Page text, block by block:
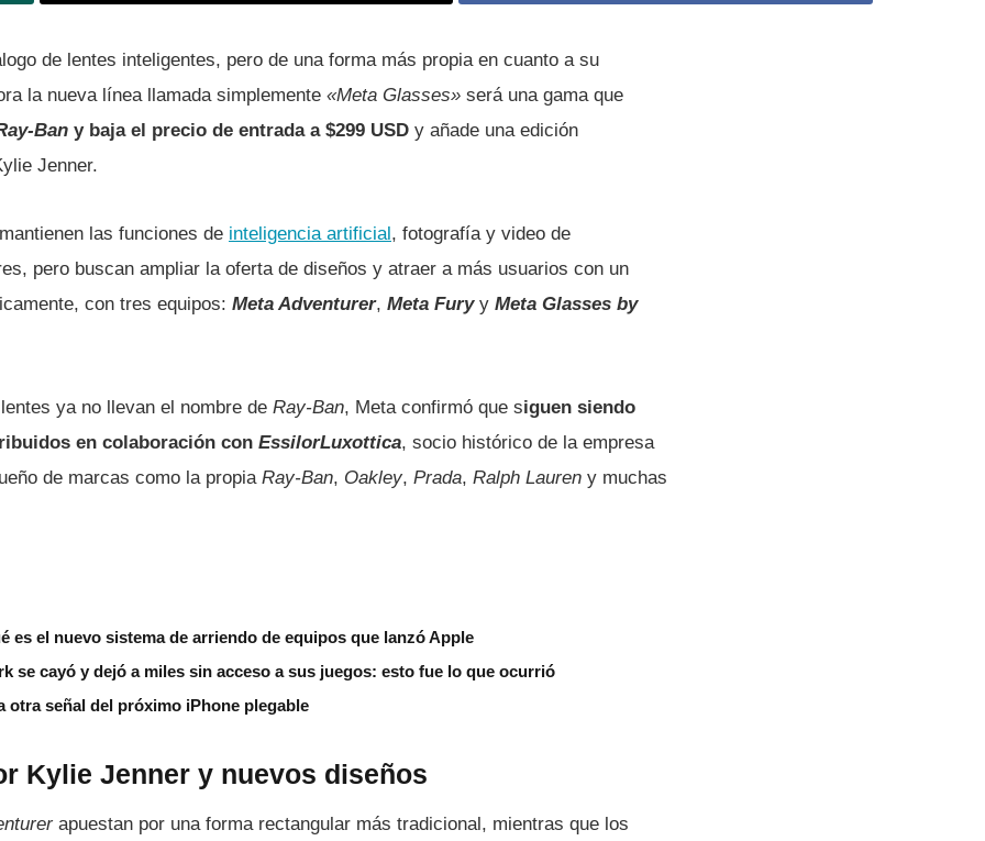
de lentes inteligentes, pero de una forma más propia en cuanto a su
la nueva línea llamada simplemente «Meta Glasses» será una gama que
Ban y baja el precio de entrada a $299 USD y añade una edición
Jenner.
las funciones de inteligencia artificial, fotografía y video de
pero buscan ampliar la oferta de diseños y atraer a más usuarios con un
con tres equipos: Meta Adventurer, Meta Furyy Meta Glasses by
ya no llevan el nombre de Ray-Ban, Meta confirmó que siguen siendo
en colaboración con EssilorLuxottica, socio histórico de la empresa
de marcas como la propia Ray-Ban, Oakley, Prada, Ralph Lauren y muchas
es el nuevo sistema de arriendo de equipos que lanzó Apple
se cayó y dejó a miles sin acceso a sus juegos: esto fue lo que ocurrió
otra señal del próximo iPhone plegable
Kylie Jenner y nuevos diseños
apuestan por una forma rectangular más tradicional, mientras que los